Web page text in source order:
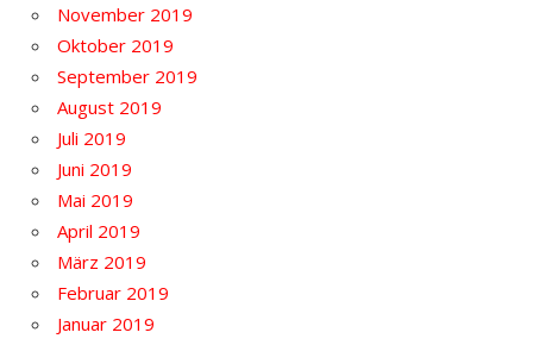
November 2019
Oktober 2019
September 2019
August 2019
Juli 2019
Juni 2019
Mai 2019
April 2019
März 2019
Februar 2019
Januar 2019